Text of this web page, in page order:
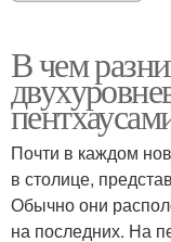
В чем
Почти в каждом
в столице,
Обычно они
на последних. На